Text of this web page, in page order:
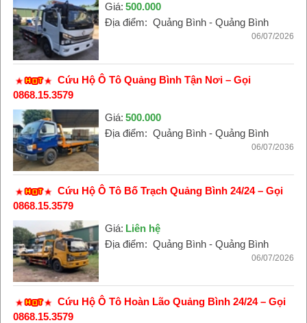
Giá: 500.000
Địa điểm: Quảng Bình - Quảng Bình
06/07/2026
Cứu Hộ Ô Tô Quảng Bình Tận Nơi – Gọi
0868.15.3579
Giá: 500.000
Địa điểm: Quảng Bình - Quảng Bình
06/07/2036
Cứu Hộ Ô Tô Bố Trạch Quảng Bình 24/24 – Gọi
0868.15.3579
Giá: Liên hệ
Địa điểm: Quảng Bình - Quảng Bình
06/07/2026
Cứu Hộ Ô Tô Hoàn Lão Quảng Bình 24/24 – Gọi
0868.15.3579